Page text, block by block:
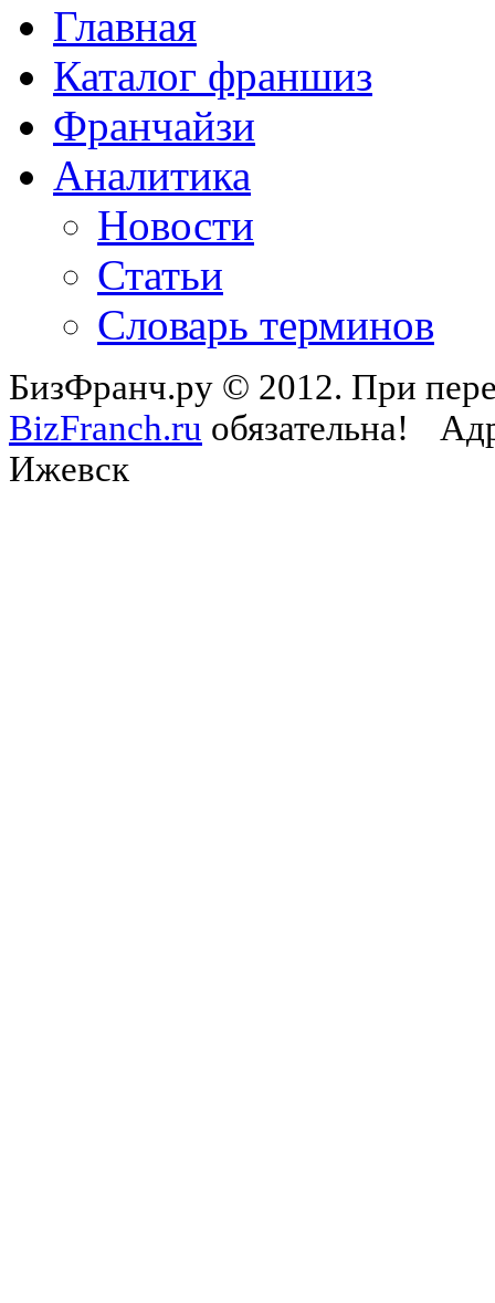
Главная
Каталог франшиз
Франчайзи
Аналитика
Новости
Статьи
Словарь терминов
БизФранч.ру © 2012. При
BizFranch.ru обязательна!
Ижевск